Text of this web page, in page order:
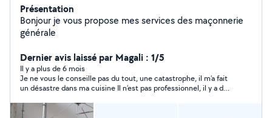
Présentation
Bonjour je vous propose mes services des maçonnerie
générale
Dernier avis laissé par Magali : 1/5
Il y a plus de 6 mois
Je ne vous le conseille pas du tout, une catastrophe, il m’a fait
un désastre dans ma cuisine Il n’est pas professionnel, il y a de
cuisinière et sur les meubles